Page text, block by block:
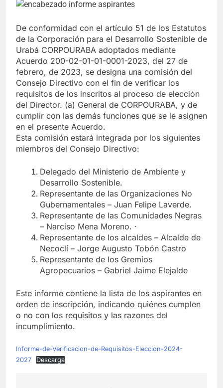
De conformidad con el artículo 51 de los Estatutos
de la Corporación para el Desarrollo Sostenible de
Urabá CORPOURABA adoptados mediante
Acuerdo 200-02-01-01-0001-2023, del 27 de
febrero, de 2023, se designa una comisión del
Consejo Directivo con el fin de verificar los
requisitos de los inscritos al proceso de elección
del Director. (a) General de CORPOURABA, y de
cumplir con las demás funciones que se le asignen
en el presente Acuerdo.
Esta comisión estará integrada por los siguientes
miembros del Consejo Directivo:
Delegado del Ministerio de Ambiente y
Desarrollo Sostenible.
Representante de las Organizaciones No
Gubernamentales – Juan Felipe Laverde.
Representante de las Comunidades Negras
– Narciso Mena Moreno. ·
Representante de los alcaldes – Alcalde de
Necoclí – Jorge Augusto Tobón Castro
Representante de los Gremios
Agropecuarios – Gabriel Jaime Elejalde
Este informe contiene la lista de los aspirantes en
orden de inscripción, indicando quiénes cumplen
o no con los requisitos y las razones del
incumplimiento.
Informe-de-Verificacion-de-Requisitos-Eleccion-2024-
2027
Descarga